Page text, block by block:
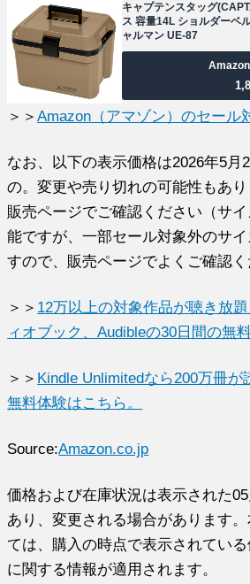
キャプテンスタッグ
ス 容量14L ショルダーベ
ャルマン UE-87
＞＞Amazon（アマゾン）のセール
なお、以下の表示価格は2026年5月
の。変更や売り切れの可能性もあ
販売ページでご確認ください（サ
能ですが、一部セール対象外のサ
すので、販売ページでよくご確認く
＞＞ 12万以上の対象作品が聴き放
ィオブック、Audibleの30日間の無
＞＞ Kindle Unlimitedなら200万冊が
無料体験はこちら。
Source:Amazon.co.jp
価格および在庫状況は表示された
あり、変更される場合があります
ては、購入の時点で表示されてい
に関する情報が適用されます。